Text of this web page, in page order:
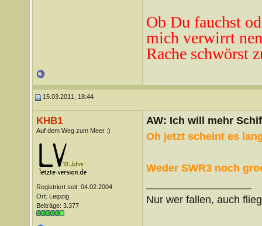
Ob Du fauchst
mich verwirrt ne
Rache schwörst
15.03.2011, 18:44
KHB1
Auf dem Weg zum Meer :)
Registriert seit: 04.02.2004
Ort: Leipzig
Beiträge: 3.377
AW: Ich will mehr
Oh jetzt scheint es
Weder SWR3 noch
Nur wer fallen, auch